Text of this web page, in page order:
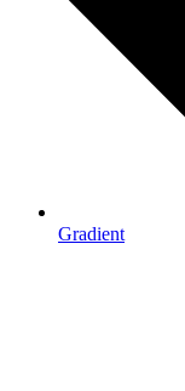
Gradient